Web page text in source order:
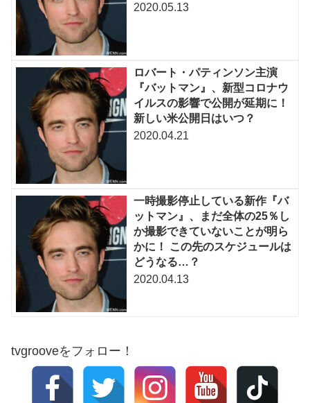
2020.05.13
ロバート・パティンソン主演
『バットマン』、新型コロナウ
イルスの影響で公開が延期に！
新しい米公開日はいつ？
2020.04.21
一時撮影停止している新作『バ
ットマン』、まだ全体の25％し
か撮影できていないことが明ら
かに！ この先のスケジュールは
どうなる…？
2020.04.13
tvgrooveをフォロー！